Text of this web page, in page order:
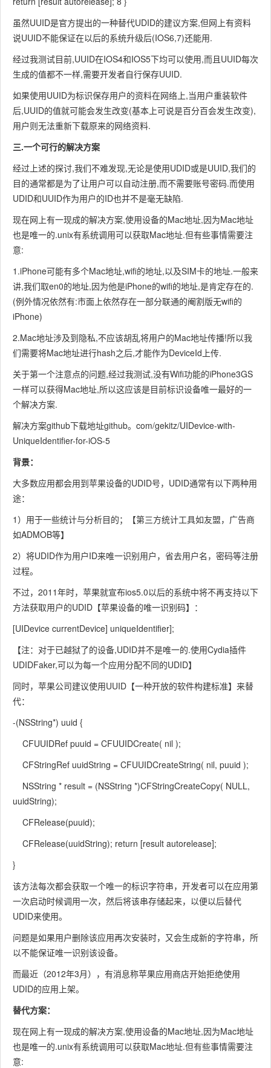
虽然UUID是官方提出的一种替代UDID的建议方案,但网上有资料
说UUID不能保证在以后的系统升级后(IOS6,7)还能用.
经过我测试目前,UUID在IOS4和IOS5下均可以使用,而且UUID每次
生成的值都不一样,需要开发者自行保存UUID.
如果使用UUID为标识保存用户的资料在网络上,当用户重装软件
后,UUID的值就可能会发生改变(基本上可说是百分百会发生改变),
用户则无法重新下载原来的网络资料.
三.一个可行的解决方案
经过上述的探讨,我们不难发现,无论是使用UDID或是UUID,我们的
目的通常都是为了让用户可以自动注册,而不需要账号密码.而使用
UDID和UUID作为用户的ID也并不是毫无缺陷.
现在网上有一现成的解决方案,使用设备的Mac地址,因为Mac地址
也是唯一的.unix有系统调用可以获取Mac地址.但有些事情需要注
意:
1.iPhone可能有多个Mac地址,wifi的地址,以及SIM卡的地址.一般来
讲,我们取en0的地址,因为他是iPhone的wifi的地址,是肯定存在的.
(例外情况依然有:市面上依然存在一部分联通的阉割版无wifi的
iPhone)
2.Mac地址涉及到隐私,不应该胡乱将用户的Mac地址传播!所以我
们需要将Mac地址进行hash之后,才能作为DeviceId上传.
关于第一个注意点的问题,经过我测试,没有Wifi功能的iPhone3GS
一样可以获得Mac地址,所以这应该是目前标识设备唯一最好的一
个解决方案.
解决方案github下载地址github。com/gekitz/UIDevice-with-
UniqueIdentifier-for-iOS-5
背景：
大多数应用都会用到苹果设备的UDID号，UDID通常有以下两种用
途：
1）用于一些统计与分析目的；【第三方统计工具如友盟，广告商
如ADMOB等】
2）将UDID作为用户ID来唯一识别用户，省去用户名，密码等注册
过程。
不过，2011年时，苹果就宣布ios5.0以后的系统中将不再支持以下
方法获取用户的UDID【苹果设备的唯一识别码】：
[UIDevice currentDevice] uniqueIdentifier];
【注：对于已越狱了的设备,UDID并不是唯一的.使用Cydia插件
UDIDFaker,可以为每一个应用分配不同的UDID】
同时，苹果公司建议使用UUID【一种开放的软件构建标准】来替
代：
-(NSString*) uuid {
CFUUIDRef puuid = CFUUIDCreate( nil );
CFStringRef uuidString = CFUUIDCreateString( nil, puuid );
NSString * result = (NSString *)CFStringCreateCopy( NULL,
uuidString);
CFRelease(puuid);
CFRelease(uuidString); return [result autorelease];
}
该方法每次都会获取一个唯一的标识字符串，开发者可以在应用第
一次启动时候调用一次，然后将该串存储起来，以便以后替代
UDID来使用。
问题是如果用户删除该应用再次安装时，又会生成新的字符串，所
以不能保证唯一识别该设备。
而最近（2012年3月），有消息称苹果应用商店开始拒绝使用
UDID的应用上架。
替代方案：
现在网上有一现成的解决方案,使用设备的Mac地址,因为Mac地址
也是唯一的.unix有系统调用可以获取Mac地址.但有些事情需要注
意: